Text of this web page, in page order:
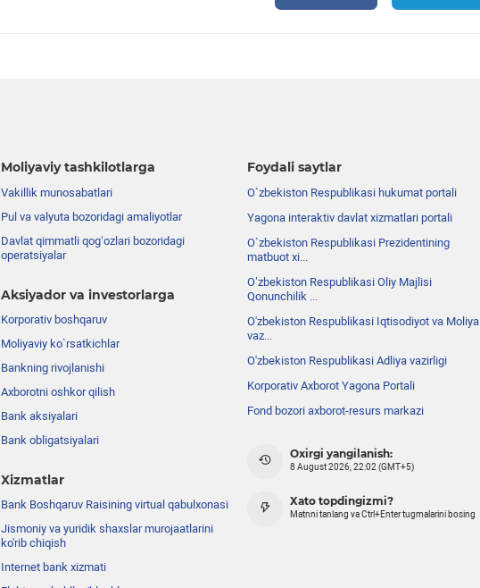
Moliyaviy tashkilotlarga
Vakillik munosabatlari
Pul va valyuta bozoridagi amaliyotlar
Davlat qimmatli qog‘ozlari bozoridagi
operatsiyalar
Aksiyador va investorlarga
Korporativ boshqaruv
Moliyaviy ko`rsatkichlar
Bankning rivojlanishi
Axborotni oshkor qilish
Bank aksiyalari
Bank obligatsiyalari
Xizmatlar
Bank Boshqaruv Raisining virtual qabulxonasi
Jismoniy va yuridik shaxslar murojaatlarini
ko'rib chiqish
Internet bank xizmati
Foydali saytlar
O`zbekiston Respublikasi hukumat portali
Yagona interaktiv davlat xizmatlari portali
O`zbekiston Respublikasi Prezidentining
matbuot xi...
Oʼzbekiston Respublikasi Oliy Majlisi
Qonunchilik ...
O'zbekiston Respublikasi Iqtisodiyot va Moliya
vaz...
O'zbekiston Respublikasi Adliya vazirligi
Korporativ Axborot Yagona Portali
Fond bozori axborot-resurs markazi
Oxirgi yangilanish:
8 August 2026, 22:02 (GMT+5)
Xato topdingizmi?
Matnni tanlang va Ctrl+Enter tugmalarini bosing